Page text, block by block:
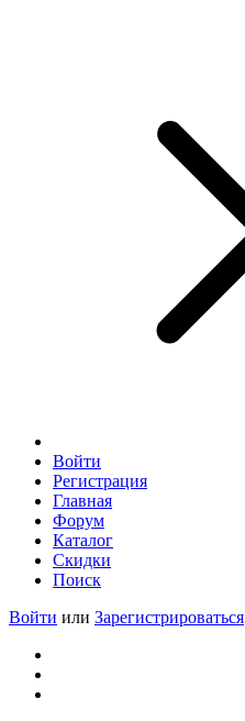
Войти
Регистрация
Главная
Форум
Каталог
Скидки
Поиск
Войти или Зарегистрироваться